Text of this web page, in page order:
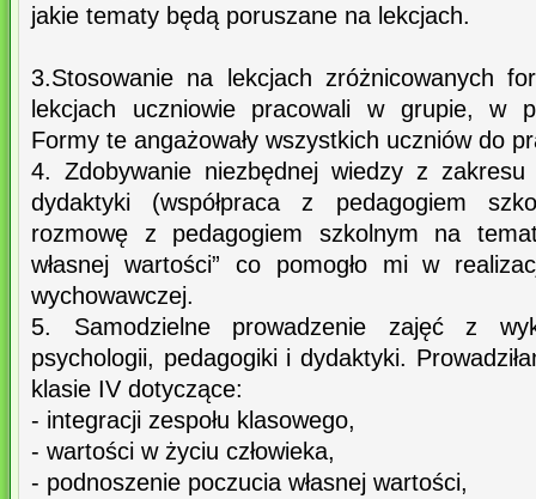
jakie tematy będą poruszane na lekcjach.
3.Stosowanie na lekcjach zróżnicowanych
lekcjach uczniowie pracowali w grupie, w
Formy te angażowały wszystkich uczniów do
4. Zdobywanie niezbędnej wiedzy z
dydaktyki (współpraca z pedagogiem
rozmowę z pedagogiem szkolnym na
własnej wartości” co pomogło mi w
wychowawczej.
5. Samodzielne prowadzenie zajęć z
psychologii, pedagogiki i dydaktyki.
klasie IV dotyczące:
- integracji zespołu klasowego,
- wartości w życiu człowieka,
- podnoszenie poczucia własnej wartości,